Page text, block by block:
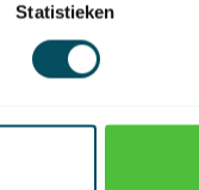
Statistieken